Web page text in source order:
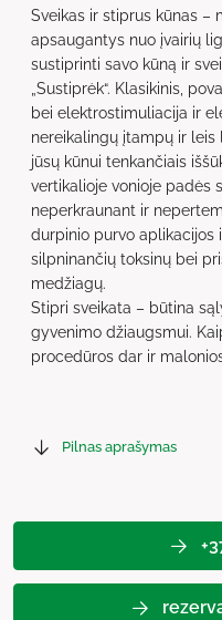
Sveikas ir stiprus kūnas –
apsaugantys nuo įvairių
sustiprinti savo kūną ir
„Sustiprėk“. Klasikinis,
bei elektrostimuliacija ir
nereikalingų įtampų ir leis
jūsų kūnui tenkančiais
vertikalioje vonioje padės
neperkraunant ir
durpinio purvo aplikacijos
silpninančių toksinų bei
medžiagų.
Stipri sveikata – būtina
gyvenimo džiaugsmui.
procedūros dar ir
Pilnas aprašymas